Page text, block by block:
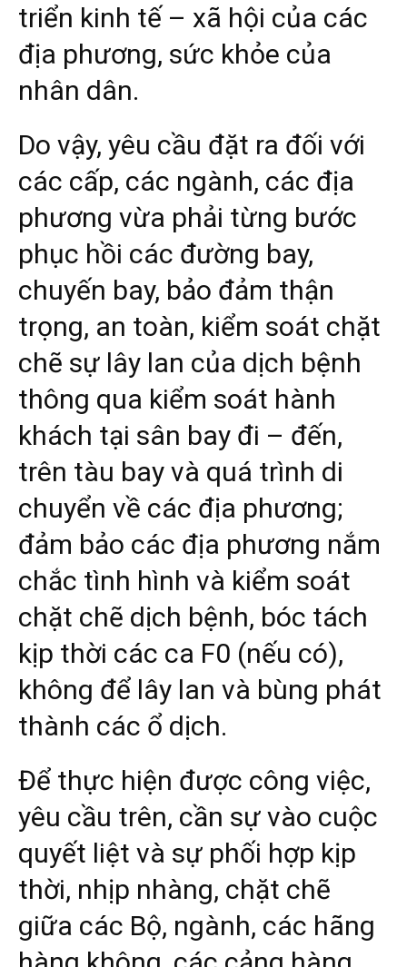
triển kinh tế – xã hội của các
địa phương, sức khỏe của
nhân dân.
Do vậy, yêu cầu đặt ra đối với
các cấp, các ngành, các địa
phương vừa phải từng bước
phục hồi các đường bay,
chuyến bay, bảo đảm thận
trọng, an toàn, kiểm soát chặt
chẽ sự lây lan của dịch bệnh
thông qua kiểm soát hành
khách tại sân bay đi – đến,
trên tàu bay và quá trình di
chuyển về các địa phương;
đảm bảo các địa phương nắm
chắc tình hình và kiểm soát
chặt chẽ dịch bệnh, bóc tách
kịp thời các ca F0 (nếu có),
không để lây lan và bùng phát
thành các ổ dịch.
Để thực hiện được công việc,
yêu cầu trên, cần sự vào cuộc
quyết liệt và sự phối hợp kịp
thời, nhịp nhàng, chặt chẽ
giữa các Bộ, ngành, các hãng